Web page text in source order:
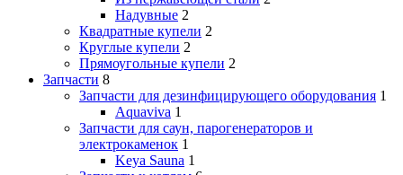
Надувные 2
Квадратные купели 2
Круглые купели 2
Прямоугольные купели 2
Запчасти 8
Запчасти для дезинфицирующего оборудования 1
Aquaviva 1
Запчасти для саун, парогенераторов и
электрокаменок 1
Keya Sauna 1